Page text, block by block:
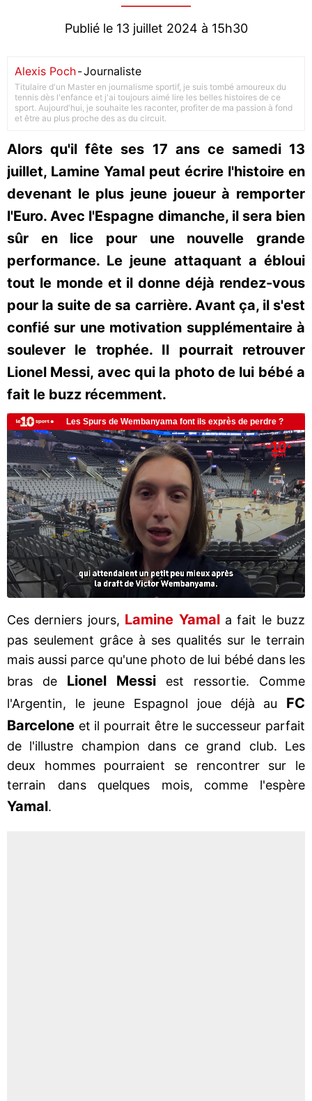
Publié le 13 juillet 2024 à 15h30
Alexis Poch-Journaliste
Titulaire d'un Master en journalisme sportif, je suis tombé amoureux du
tennis dès l'enfance et j'ai toujours aimé lire les belles histoires de ce
sport. Aujourd'hui, je souhaite les raconter, profiter de ma passion à fond
et être au plus proche des as du circuit.
Alors qu'il fête ses 17 ans ce samedi 13
juillet, Lamine Yamal peut écrire l'histoire en
devenant le plus jeune joueur à remporter
l'Euro. Avec l'Espagne dimanche, il sera bien
sûr en lice pour une nouvelle grande
performance. Le jeune attaquant a ébloui
tout le monde et il donne déjà rendez-vous
pour la suite de sa carrière. Avant ça, il s'est
confié sur une motivation supplémentaire à
soulever le trophée. Il pourrait retrouver
Lionel Messi, avec qui la photo de lui bébé a
fait le buzz récemment.
Ces derniers jours, Lamine Yamal a fait le buzz
pas seulement grâce à ses qualités sur le terrain
mais aussi parce qu'une photo de lui bébé dans les
bras de Lionel Messi est ressortie. Comme
l'Argentin, le jeune Espagnol joue déjà au FC
Barcelone et il pourrait être le successeur parfait
de l'illustre champion dans ce grand club. Les
deux hommes pourraient se rencontrer sur le
terrain dans quelques mois, comme l'espère
Yamal.